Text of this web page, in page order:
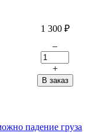
1 300 ₽
–
+
падение груза